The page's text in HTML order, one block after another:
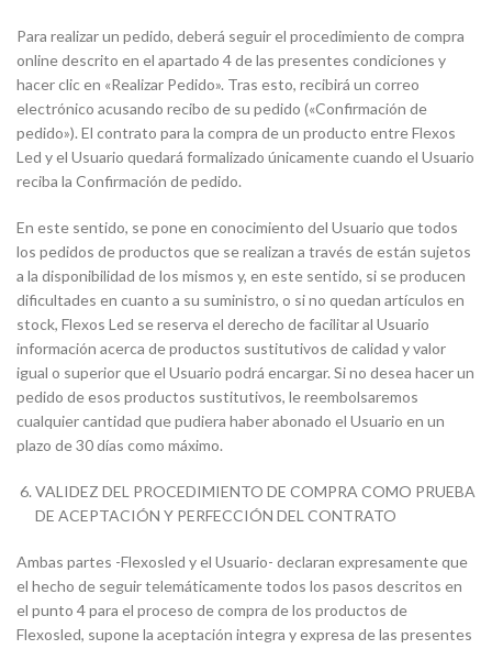
Para realizar un pedido, deberá seguir el procedimiento de compra
online descrito en el apartado 4 de las presentes condiciones y
hacer clic en «Realizar Pedido». Tras esto, recibirá un correo
electrónico acusando recibo de su pedido («Confirmación de
pedido»). El contrato para la compra de un producto entre Flexos
Led y el Usuario quedará formalizado únicamente cuando el Usuario
reciba la Confirmación de pedido.
En este sentido, se pone en conocimiento del Usuario que todos
los pedidos de productos que se realizan a través de están sujetos
a la disponibilidad de los mismos y, en este sentido, si se producen
dificultades en cuanto a su suministro, o si no quedan artículos en
stock, Flexos Led se reserva el derecho de facilitar al Usuario
información acerca de productos sustitutivos de calidad y valor
igual o superior que el Usuario podrá encargar. Si no desea hacer un
pedido de esos productos sustitutivos, le reembolsaremos
cualquier cantidad que pudiera haber abonado el Usuario en un
plazo de 30 días como máximo.
VALIDEZ DEL PROCEDIMIENTO DE COMPRA COMO PRUEBA
DE ACEPTACIÓN Y PERFECCIÓN DEL CONTRATO
Ambas partes -Flexosled y el Usuario- declaran expresamente que
el hecho de seguir telemáticamente todos los pasos descritos en
el punto 4 para el proceso de compra de los productos de
Flexosled, supone la aceptación integra y expresa de las presentes